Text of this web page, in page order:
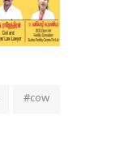
#cow